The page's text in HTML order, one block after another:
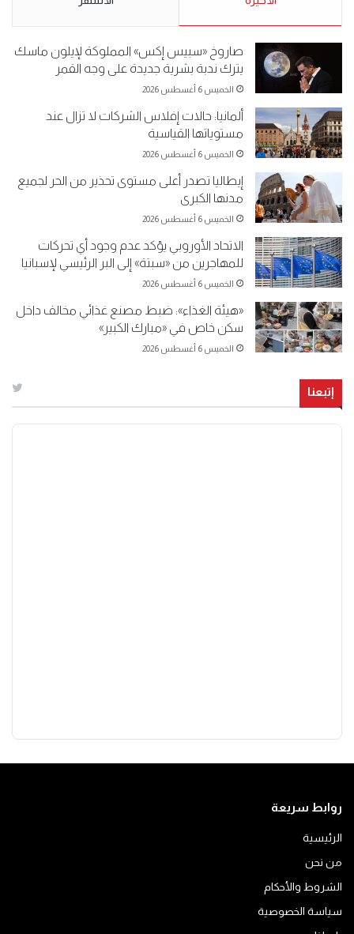
صاروخ «سبيس إكس» المملوكة لإيلون ماسك
يترك ندبة بشرية جديدة على وجه القمر
الخميس 6 أغسطس 2026
ألمانيا: حالات إفلاس الشركات لا تزال عند
مستوياتها القياسية
الخميس 6 أغسطس 2026
إيطاليا تصدر أعلى مستوى تحذير من الحر لجميع
مدنها الكبرى
الخميس 6 أغسطس 2026
الاتحاد الأوروبي يؤكد عدم وجود أي تحركات
للمهاجرين من «سبتة» إلى البر الرئيسي لإسبانيا
الخميس 6 أغسطس 2026
«هيئة الغذاء»: ضبط مصنع غذائي مخالف داخل
سكن خاص في «مبارك الكبير»
الخميس 6 أغسطس 2026
إتبعنا
روابط سريعة
الرئيسية
من نحن
الشروط والأحكام
سياسة الخصوصية